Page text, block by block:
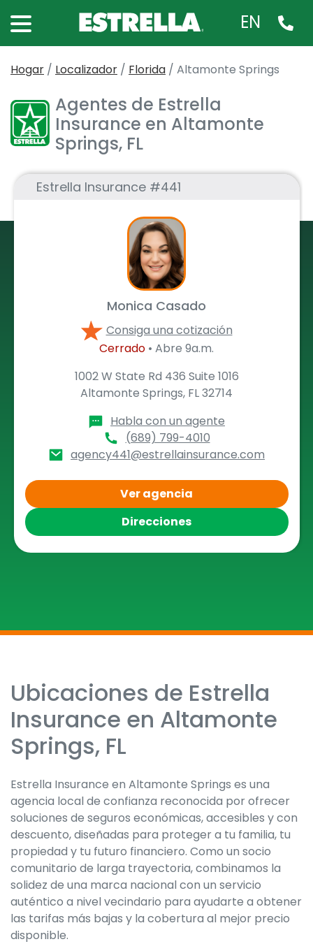
EN
Hogar / Localizador / Florida / Altamonte Springs
Agentes de Estrella
Insurance en Altamonte
Springs, FL
Estrella Insurance #441
Cerrado • Abre 9a.m.
1002 W State Rd 436 Suite 1016
Altamonte Springs, FL 32714
Habla con un agente
(689) 799-4010
agency441@estrellainsurance.com
Monica Casado
Consiga una cotización
Ver agencia
Direcciones
Skip
link
Ubicaciones de Estrella
Insurance en Altamonte
Springs, FL
Estrella Insurance en Altamonte Springs es una
agencia local de confianza reconocida por ofrecer
soluciones de seguros económicas, accesibles y con
descuento, diseñadas para proteger a tu familia, tu
propiedad y tu futuro financiero. Como un socio
comunitario de larga trayectoria, combinamos la
solidez de una marca nacional con un servicio
auténtico a nivel vecindario para ayudarte a obtener
las tarifas más bajas y la cobertura al mejor precio
disponible.